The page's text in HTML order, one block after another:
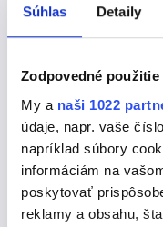
Súhlas Detaily
Zodpovedné
My a naši 1022
údaje, napr. vaše
napríklad súbory
informáciám na
poskytovať
reklamy a obsahu,
reklam
u
((Tržby
z
market
ingu –
Náklad